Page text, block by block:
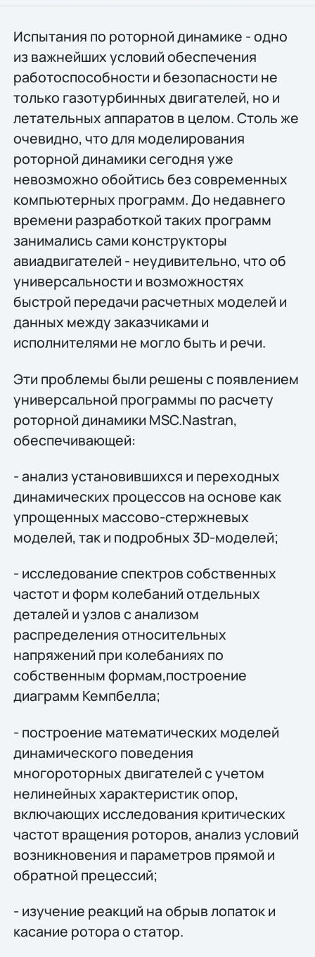
Испытания по роторной динамике - одно
из важнейших условий обеспечения
работоспособности и безопасности не
только газотурбинных двигателей, но и
летательных аппаратов в целом. Столь же
очевидно, что для моделирования
роторной динамики сегодня уже
невозможно обойтись без современных
компьютерных программ. До недавнего
времени разработкой таких программ
занимались сами конструкторы
авиадвигателей - неудивительно, что об
универсальности и возможностях
быстрой передачи расчетных моделей и
данных между заказчиками и
исполнителями не могло быть и речи.
Эти проблемы были решены с появлением
универсальной программы по расчету
роторной динамики MSC.Nastran,
обеспечивающей:
- анализ установившихся и переходных
динамических процессов на основе как
упрощенных массово-стержневых
моделей, так и подробных 3D-моделей;
- исследование спектров собственных
частот и форм колебаний отдельных
деталей и узлов с анализом
распределения относительных
напряжений при колебаниях по
собственным формам,построение
диаграмм Кемпбелла;
- построение математических моделей
динамического поведения
многороторных двигателей с учетом
нелинейных характеристик опор,
включающих исследования критических
частот вращения роторов, анализ условий
возникновения и параметров прямой и
обратной прецессий;
- изучение реакций на обрыв лопаток и
касание ротора о статор.